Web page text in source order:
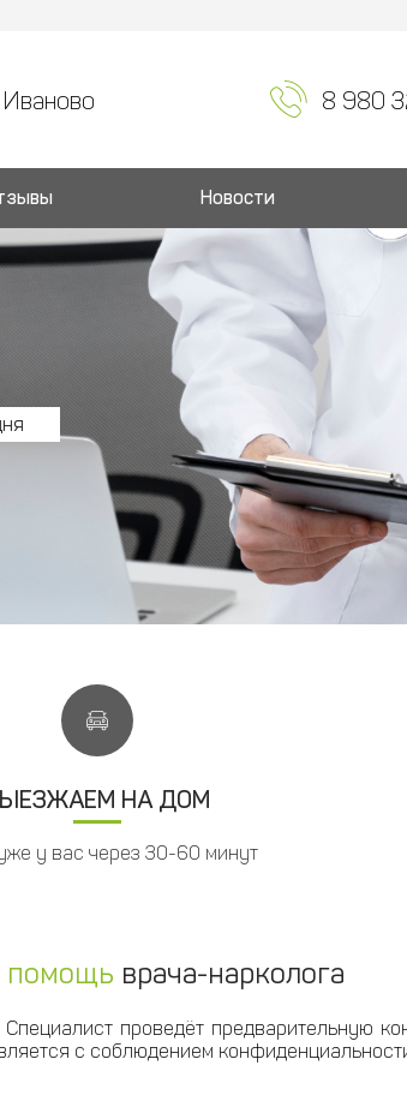
Иваново 8 980
Новости
НА ДОМ
у вас через 30-60 минут
помощь врача-нарколога
проведёт предварительную
с соблюдением